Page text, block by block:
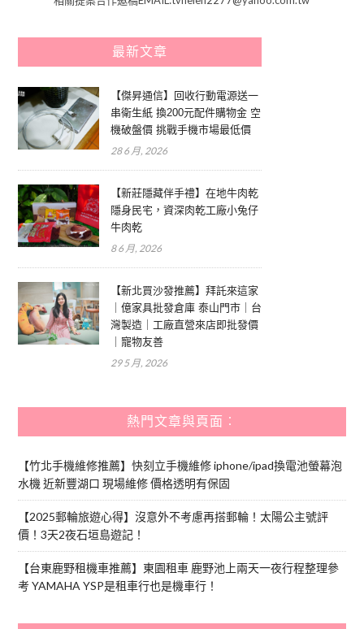
最新文章
【傑昇通信】回收行動電源送一
串衛生紙 換200元配件購物金 空
機破盤價 挑戰手機市場最低價
28 6 月, 2026
【新莊隱藏伴手禮】在地牛肉乾
隱身民宅，資深肉乾工廠小兔仔
牛肉乾
8 6 月, 2026
【新北買沙發推薦】拜託來這家
｜億家具批發倉庫 泰山門市｜台
灣製造｜工廠直營來店即批發價
｜寵物友善
29 5 月, 2026
熱門文章與頁面︰
【竹北手機維修推薦】快刻立手機維修 iphone/ipad換電池螢幕泡
水機 近新豐湖口 現場維修 價格透明有保固
【2025郵輪旅遊心得】沒意外不考慮再搭郵輪！太陽公主號評
價！3天2夜石垣島遊記！
【台東鹿野租機車推薦】東園租車 鹿野池上兩天一夜行程整理參
考 YAMAHA YSP是租車行也是機車行！